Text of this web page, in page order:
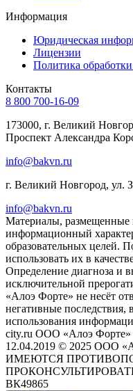
Информация
Юридическая
Лицензии
Политика
Контакты
8 800 700-16-09
173000, г. Великий
Проспект Александра
info@bakvn.ru
г. Великий Новгород, ул.
info@bakvn.ru
Материалы, размещенные
информационный
образовательных целей.
использовать их в
Определение диагноза и
исключительной
«Алоэ Форте» не несёт
негативные последствия,
использования
city.ru ООО «Алоэ
12.04.2019 © 2025 ООО
ИМЕЮТСЯ
ВК49865